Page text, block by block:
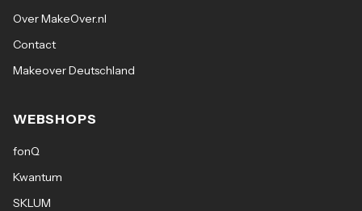
Over MakeOver.nl
Contact
Makeover Deutschland
WEBSHOPS
fonQ
Kwantum
SKLUM